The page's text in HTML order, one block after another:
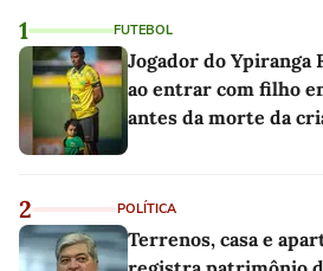
1 FUTEBOL
Jogador do Ypiranga
ao entrar com filho
antes da morte da
2 POLÍTICA
Terrenos, casa e